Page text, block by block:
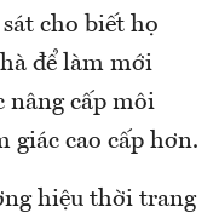
cho biết họ
để làm mới
nâng cấp môi
giác cao cấp hơn.
hiệu thời trang